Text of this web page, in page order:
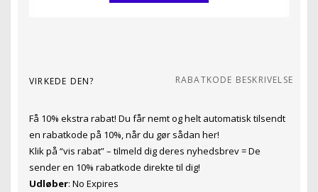
VIRKEDE DEN? RABATKODE BESKRIVELSE
Få 10% ekstra rabat! Du får nemt og helt automatisk tilsendt
en rabatkode på 10%, når du gør sådan her!
Klik på “vis rabat” – tilmeld dig deres nyhedsbrev = De
sender en 10% rabatkode direkte til dig!
Udløber: No Expires